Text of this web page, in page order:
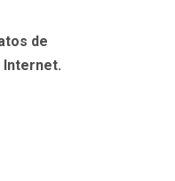
de
Internet.